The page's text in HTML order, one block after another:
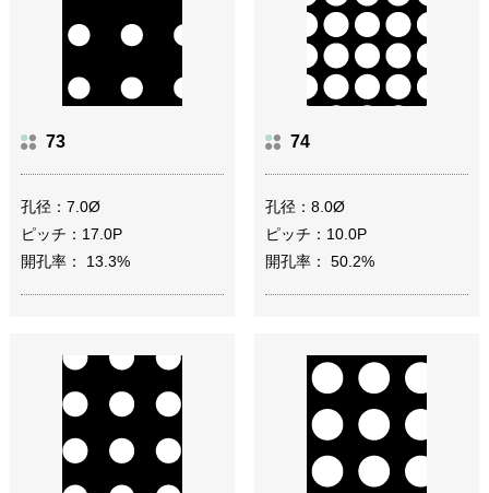
73
孔径：7.0Ø
ピッチ：17.0P
開孔率： 13.3%
74
孔径：8.0Ø
ピッチ：10.0P
開孔率： 50.2%